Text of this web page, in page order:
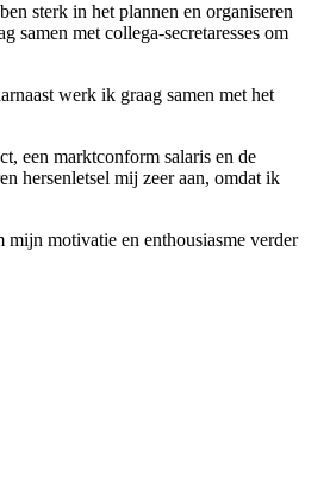
sterk in het plannen en organiseren
samen met collega-secretaresses om
werk ik graag samen met het
een marktconform salaris en de
hersenletsel mij zeer aan, omdat ik
motivatie en enthousiasme verder